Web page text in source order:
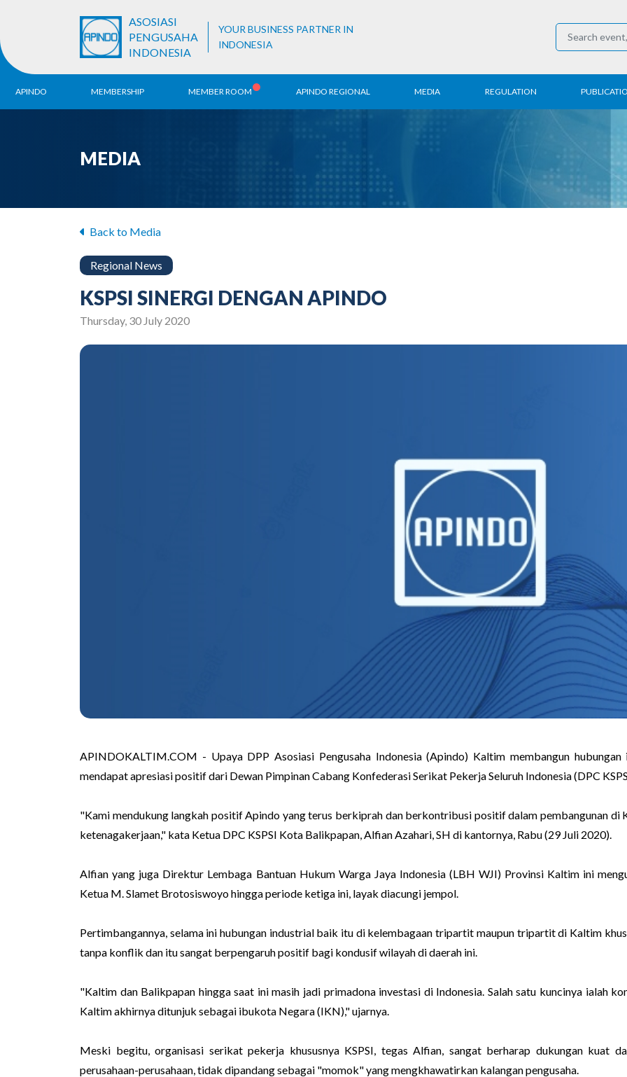
ASOSIASI
PENGUSAHA
INDONESIA
YOUR BUSINESS PARTNER IN
INDONESIA
APINDO
Vision & Mission
MEMBERSHIP MEMBER ROOM APINDO REGIONAL MEDIA REGULATION
E-
MEDIA
Back to Media
Regional News
KSPSI SINERGI DENGAN APINDO
Thursday, 30 July 2020
APINDOKALTIM.COM - Upaya DPP Asosiasi Pengusaha Indonesia (Apindo) Kaltim membangun
mendapat apresiasi positif dari Dewan Pimpinan Cabang Konfederasi Serikat Pekerja Seluruh Indonesia (DPC
"Kami mendukung langkah positif Apindo yang terus berkiprah dan berkontribusi positif dalam pembangunan di
ketenagakerjaan," kata Ketua DPC KSPSI Kota Balikpapan, Alfian Azahari, SH di kantornya, Rabu (29 Juli 2020).
Alfian yang juga Direktur Lembaga Bantuan Hukum Warga Jaya Indonesia (LBH WJI) Provinsi Kaltim ini
Ketua M. Slamet Brotosiswoyo hingga periode ketiga ini, layak diacungi jempol.
Pertimbangannya, selama ini hubungan industrial baik itu di kelembagaan tripartit maupun tripartit di Kaltim
tanpa konflik dan itu sangat berpengaruh positif bagi kondusif wilayah di daerah ini.
"Kaltim dan Balikpapan hingga saat ini masih jadi primadona investasi di Indonesia. Salah satu kuncinya ialah
Kaltim akhirnya ditunjuk sebagai ibukota Negara (IKN)," ujarnya.
Meski begitu, organisasi serikat pekerja khususnya KSPSI, tegas Alfian, sangat berharap dukungan kuat
perusahaan-perusahaan, tidak dipandang sebagai "momok" yang mengkhawatirkan kalangan pengusaha.